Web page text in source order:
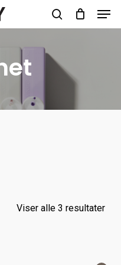
search
Viser alle 3 resultater